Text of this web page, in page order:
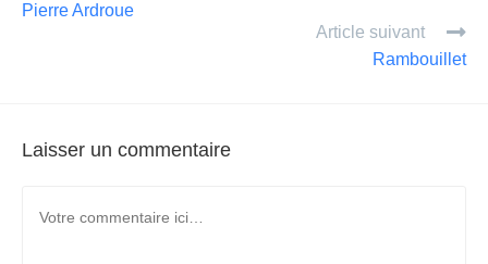
er
Pierre Ardroue
Article suivant
Rambouillet
Laisser un commentaire